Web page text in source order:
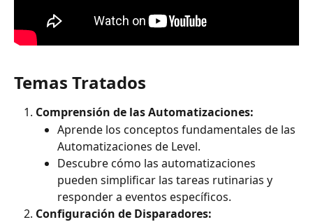
Temas Tratados
Comprensión de las Automatizaciones:
Aprende los conceptos fundamentales de las
Automatizaciones de Level.
Descubre cómo las automatizaciones
pueden simplificar las tareas rutinarias y
responder a eventos específicos.
Configuración de Disparadores: